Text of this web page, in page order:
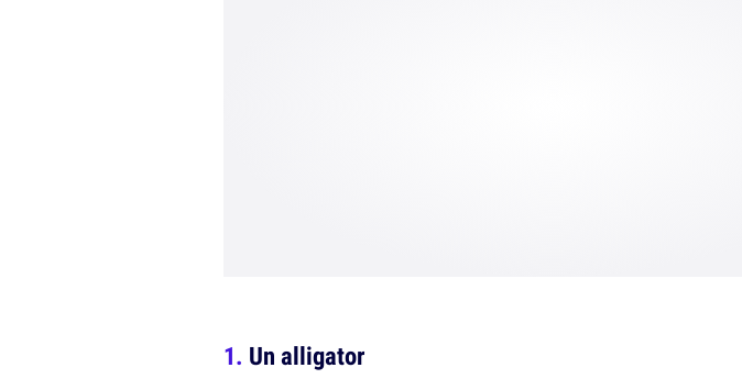
Un alligator